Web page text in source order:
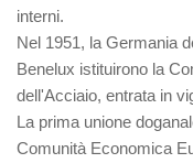
interni.
Nel 1951, la Germania
Benelux istituirono la
dell'Acciaio, entrata in
La prima unione
Comunità Economica